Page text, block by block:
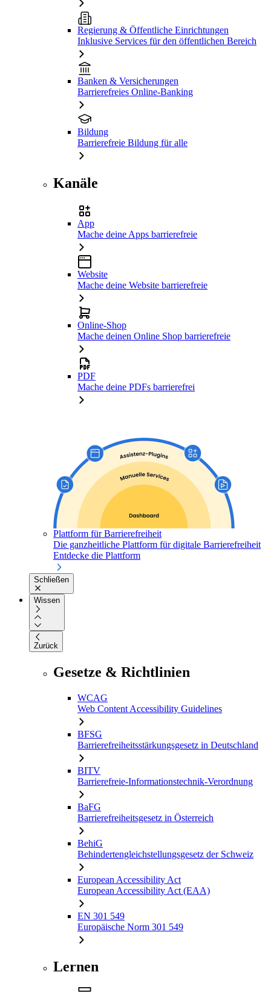
Regierung & Öffentliche Einrichtungen
Inklusive Services für den öffentlichen Bereich
Banken & Versicherungen
Barrierefreies Online-Banking
Bildung
Barrierefreie Bildung für alle
Kanäle
App
Mache deine Apps barrierefreie
Website
Mache deine Website barrierefreie
Online-Shop
Mache deinen Online Shop barrierefreie
PDF
Mache deine PDFs barrierefrei
Plattform für Barrierefreiheit
Die ganzheitliche Plattform für digitale Barrierefreiheit
Entdecke die Plattform
Schließen
Wissen
Zurück
Gesetze & Richtlinien
WCAG
Web Content Accessibility Guidelines
BFSG
Barrierefreiheitsstärkungsgesetz in Deutschland
BITV
Barrierefreie-Informationstechnik-Verordnung
BaFG
Barrierefreiheitsgesetz in Österreich
BehiG
Behindertengleichstellungsgesetz der Schweiz
European Accessibility Act
European Accessibility Act (EAA)
EN 301 549
Europäische Norm 301 549
Lernen